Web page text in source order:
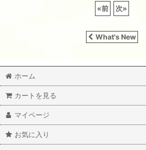
«前 次»
What's New
ホーム
カートを見る
マイページ
お気に入り